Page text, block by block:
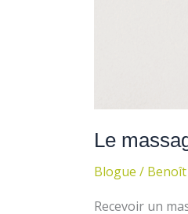
Le
Blogue / Benoît
Recevoir un